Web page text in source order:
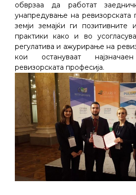
обврзаа да работат
унапредување на ревизорската
земји земајќи ги позитивните
практики како и во
регулатива и ажурирање на
кои остануваат
ревизорската професија.